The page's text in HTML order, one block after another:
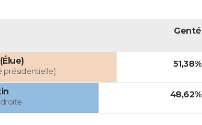
Genté
présidentielle)
51,38%
48,62%